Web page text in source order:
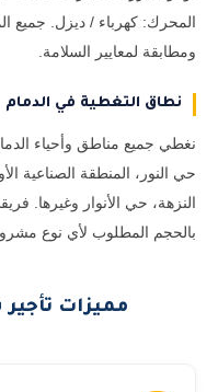
ومطابقة لمعايير السلامة.
نطاق التغطية في الدمام
نغطي جميع مناطق وأحياء
حي النور، المنطقة الصناعية
النزهة، حي الأنوار وغيرها.
بالحجم المطلوب لأي نوع
مميزات